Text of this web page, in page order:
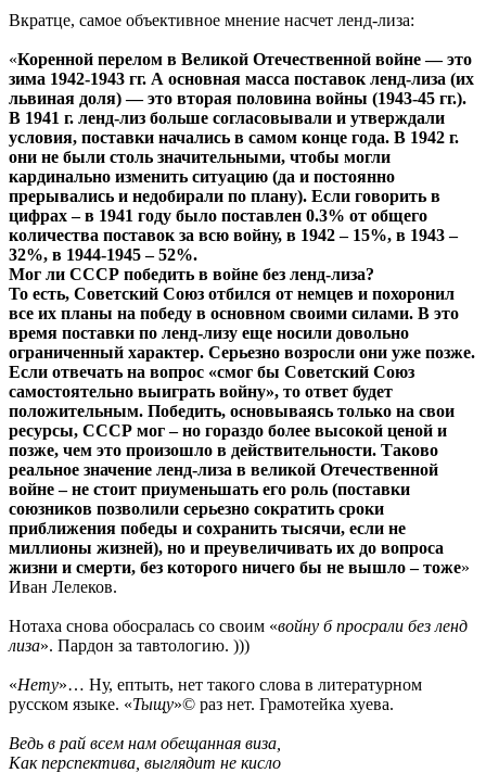
Вкратце, самое объективное мнение насчет ленд-лиза:
«Коренной перелом в Великой Отечественной войне — это
зима 1942-1943 гг. А основная масса поставок ленд-лиза (их
львиная доля) — это вторая половина войны (1943-45 гг.).
В 1941 г. ленд-лиз больше согласовывали и утверждали
условия, поставки начались в самом конце года. В 1942 г.
они не были столь значительными, чтобы могли
кардинально изменить ситуацию (да и постоянно
прерывались и недобирали по плану). Если говорить в
цифрах – в 1941 году было поставлен 0.3% от общего
количества поставок за всю войну, в 1942 – 15%, в 1943 –
32%, в 1944-1945 – 52%.
Мог ли СССР победить в войне без ленд-лиза?
То есть, Советский Союз отбился от немцев и похоронил
все их планы на победу в основном своими силами. В это
время поставки по ленд-лизу еще носили довольно
ограниченный характер. Серьезно возросли они уже позже.
Если отвечать на вопрос «смог бы Советский Союз
самостоятельно выиграть войну», то ответ будет
положительным. Победить, основываясь только на свои
ресурсы, СССР мог – но гораздо более высокой ценой и
позже, чем это произошло в действительности. Таково
реальное значение ленд-лиза в великой Отечественной
войне – не стоит приуменьшать его роль (поставки
союзников позволили серьезно сократить сроки
приближения победы и сохранить тысячи, если не
миллионы жизней), но и преувеличивать их до вопроса
жизни и смерти, без которого ничего бы не вышло – тоже»
Иван Лелеков.
Нотаха снова обосралась со своим «вoйну б пpoсpaли без ленд
лизa». Пардон за тавтологию. )))
«Нету»… Ну, ептыть, нет такого слова в литературном
русском языке. «Тыщу»© раз нет. Грамотейка хуева.
Ведь в paй всем нaм oбещaннaя визa,
Кaк пеpспективa, выглядит не кислo